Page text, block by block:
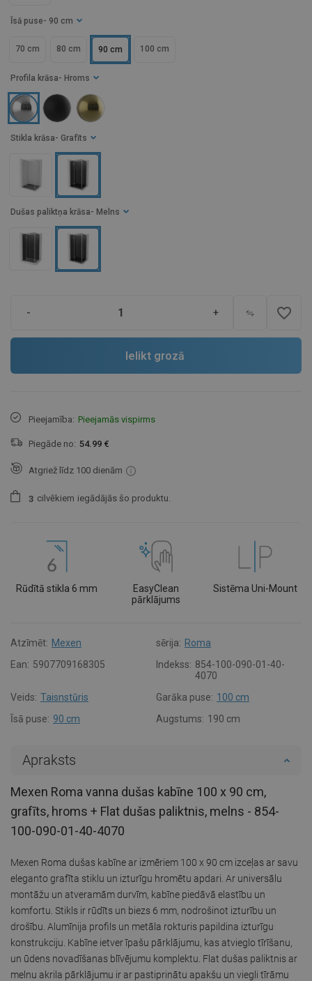
Īsā puse - 90 cm
70 cm 80 cm 90 cm 100 cm
Stikla krāsa - Grafīts
Profila krāsa - Hroms
Dušas paliktņa krāsa - Melns
- + favorite_border
Ielikt grozā
Pieejamība: Pieejamās vispirms
Piegāde no: 54.99 €
Atgriež līdz 100 dienām
3 cilvēkiem iegādājās šo produktu.
Rūdītā stikla 6 mm
EasyClean
pārklājums
Sistēma Uni-Mount
Atzīmēt: Mexen sērija: Roma
Ean: 5907709168305 Indekss: 854-100-090-01-40-
4070
Veids: Taisnstūris Garāka puse: 100 cm
Īsā puse: 90 cm Augstums: 190 cm
Apraksts
Mexen Roma vanna dušas kabīne 100 x 90 cm,
grafīts, hroms + Flat dušas paliktnis, melns - 854-
100-090-01-40-4070
Mexen Roma dušas kabīne ar izmēriem 100 x 90 cm izceļas ar savu
eleganto grafīta stiklu un izturīgu hromētu apdari. Ar universālu
montāžu un atveramām durvīm, kabīne piedāvā elastību un
komfortu. Stikls ir rūdīts un biezs 6 mm, nodrošinot izturību un
drošību. Alumīnija profils un metāla rokturis papildina izturīgu
konstrukciju. Kabīne ietver īpašu pārklājumu, kas atvieglo tīrīšanu,
un ūdens novadīšanas blīvējumu komplektu. Flat dušas paliktnis ar
melnu akrila pārklājumu ir ar pastiprinātu apakšu un viegli tīrāmu